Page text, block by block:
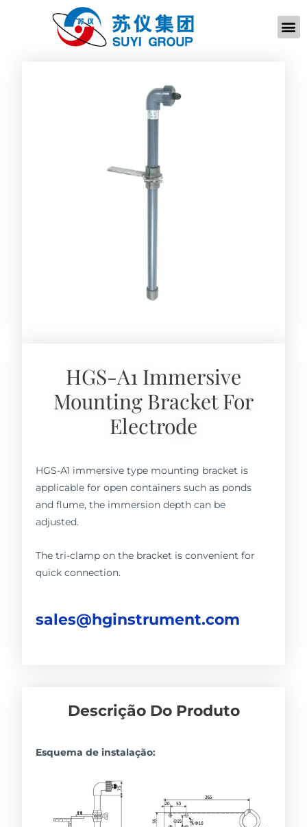
HGS-A1 Immersive
Mounting Bracket For
Electrode
HGS-A1 immersive type mounting bracket is
applicable for open containers such as ponds
and flume, the immersion depth can be
adjusted.
The tri-clamp on the bracket is convenient for
quick connection.
sales@hginstrument.com
Descrição Do Produto
Esquema de instalação: